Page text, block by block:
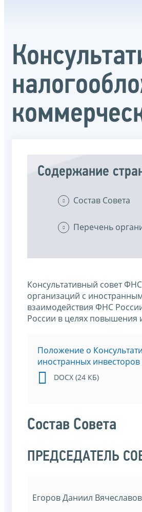
Содержание
Состав Совета
Перечень
Консультативный совет
организаций с
взаимодействия ФНС
России в целях повышения
Положение о
иностранных
DOCX (24 КБ)
Состав Совета
ПРЕДСЕДАТЕЛЬ
Егоров Даниил